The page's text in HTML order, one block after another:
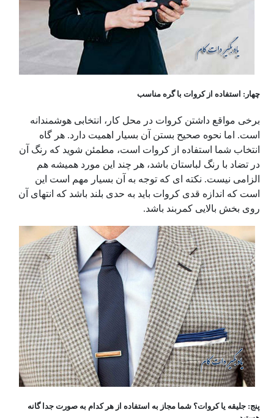
چهار: استفاده از کروات با گره مناسب
برخی مواقع داشتن کروات در محل کار، انتخابی هوشمندانه
است. اما نحوه صحیح بستن آن بسیار اهمیت دارد. هر گاه
انتخاب شما استفاده از کروات است، مطمئن شوید که رنگ آن
در تضاد با رنگ لباستان باشد، هر چند این مورد همیشه هم
الزامی نیست. نکته ای که توجه به آن بسیار مهم است این
است که اندازه قدی کروات باید به حدی بلند باشد که انتهای آن
روی بخش بالایی کمربند باشد.
پنج: جلیقه یا کروات؟ شما مجاز به استفاده از هر کدام به صورت جدا گانه